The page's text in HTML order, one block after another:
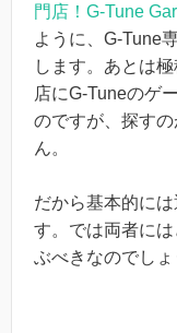
門店！G-Tune
ように、G-Tune
します。あとは
店にG-Tuneのゲ
のですが、探す
ん。
だから基本的に
す。では両者に
ぶべきなのでしょ